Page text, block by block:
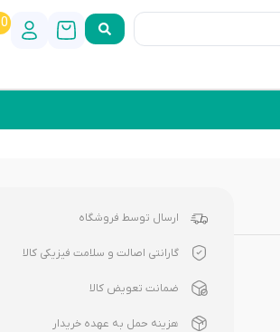
0
ارسال توسط فروشگاه
گارانتی اصالت و سلامت فیزیکی کالا
ضمانت تعویض کالا
هزینه حمل به عهده خریدار